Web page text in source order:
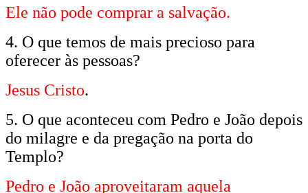
Ele não pode comprar a salvação.
4. O que temos de mais precioso para
oferecer às pessoas?
Jesus Cristo.
5. O que aconteceu com Pedro e João depois
do milagre e da pregação na porta do
Templo?
Pedro e João aproveitaram aquela